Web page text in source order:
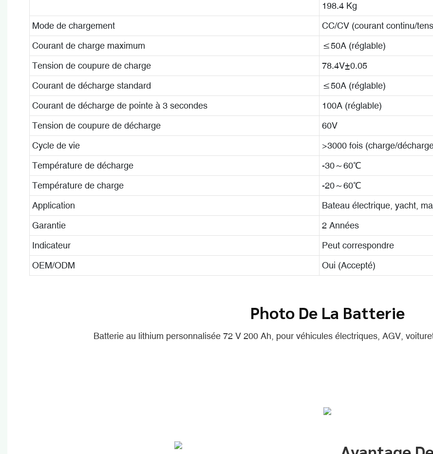
198.4 Kg
Mode de chargement
CC/CV (courant continu/
Courant de charge maximum
≤50A (réglable)
Tension de coupure de charge
78.4V±0.05
Courant de décharge standard
≤50A (réglable)
Courant de décharge de pointe à 3 secondes
100A (réglable)
Tension de coupure de décharge
60V
Cycle de vie
>3000 fois (charge/
Température de décharge
-30～60℃
Température de charge
-20～60℃
Application
Bateau électrique, yacht,
Garantie
2 Années
Indicateur
Peut correspondre
OEM/ODM
Oui (Accepté)
Photo De La Batterie
Batterie au lithium personnalisée 72 V 200 Ah, pour véhicules électriques, AGV,